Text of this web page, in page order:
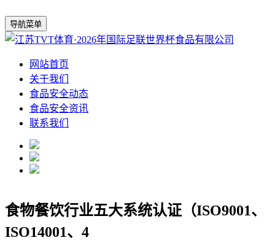
导航菜单
网站首页
关于我们
食品安全动态
食品安全资讯
联系我们
食物餐饮行业五大系统认证（ISO9001、
ISO14001、4